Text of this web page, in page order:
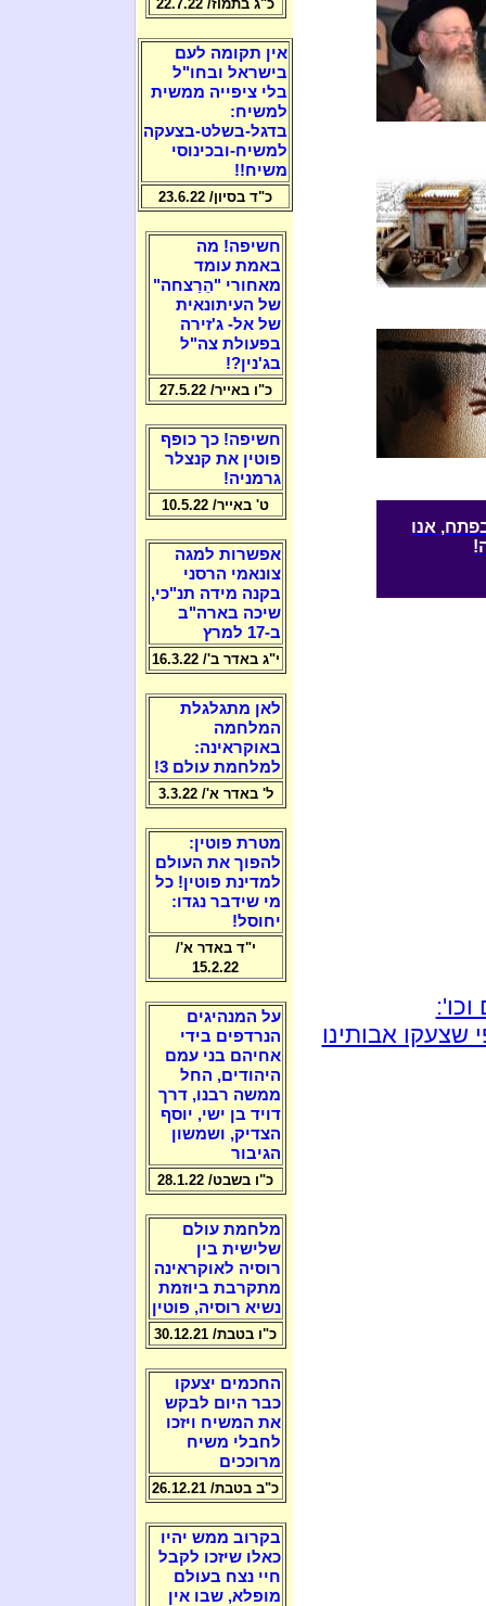
אנו
אבותינו
כ"ג בתמוז/ 22.7.22
אין תקומה לעם
בישראל ובחו"ל
בלי ציפייה ממשית
למשיח:
בדגל-בשלט-בצעקה
למשיח-ובכינוסי
משיח!!
כ"ד בסיון/ 23.6.22
חשיפה! מה
באמת עומד
מאחורי "הֵרַצחה"
של העיתונאית
של אל- ג'זירה
בפעולת צה"ל
בג'נין?!
כ"ו באייר/ 27.5.22
חשיפה! כך כופף
פוטין את קנצלר
גרמניה!
ט' באייר/ 10.5.22
אפשרות למגה
צונאמי הרסני
בקנה מידה תנ"כי,
שיכה בארה"ב
ב-17 למרץ
י"ג באדר ב'/ 16.3.22
לאן מתגלגלת
המלחמה
באוקראינה:
למלחמת עולם 3!
ל' באדר א'/ 3.3.22
מטרת פוטין:
להפוך את העולם
למדינת פוטין! כל
מי שידבר נגדו:
יחוסל!
י"ד באדר א'/
15.2.22
על המנהיגים
הנרדפים בידי
אחיהם בני עמם
היהודים, החל
ממשה רבנו, דרך
דויד בן ישי, יוסף
הצדיק, ושמשון
הגיבור
כ"ו בשבט/ 28.1.22
מלחמת עולם
שלישית בין
רוסיה לאוקראינה
מתקרבת ביוזמת
נשיא רוסיה, פוטין
כ"ו בטבת/ 30.12.21
החכמים יצעקו
כבר היום לבקש
את המשיח ויזכו
לחבלי משיח
מרוככים
כ"ב בטבת/ 26.12.21
בקרוב ממש יהיו
כאלו שיזכו לקבל
חיי נצח בעולם
מופלא, שבו אין